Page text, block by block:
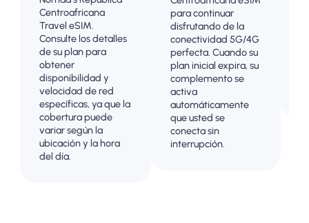
Centroafricana
Travel eSIM.
Consulte los detalles
de su plan para
obtener
disponibilidad y
velocidad de red
específicas, ya que la
cobertura puede
variar según la
ubicación y la hora
del día.
para continuar
disfrutando de la
conectividad 5G/4G
perfecta. Cuando su
plan inicial expira, su
complemento se
activa
automáticamente
que usted se
conecta sin
interrupción.